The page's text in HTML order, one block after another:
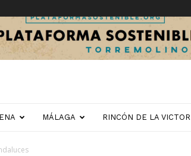
MÁLAGA RINCÓN DE LA